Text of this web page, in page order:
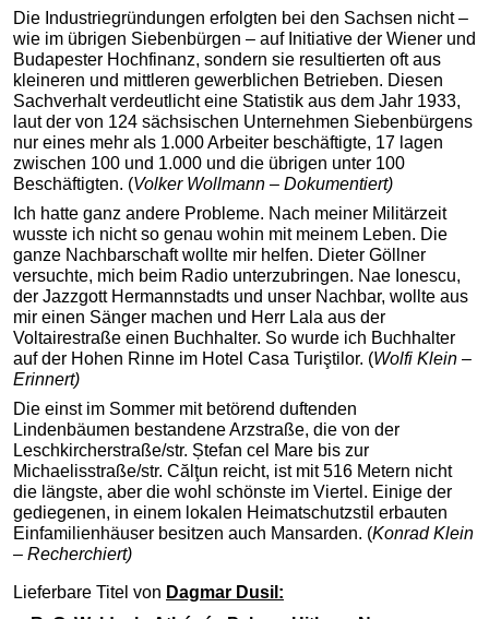
Die Industriegründungen erfolgten bei den Sachsen nicht –
wie im übrigen Siebenbürgen – auf Initiative der Wiener und
Budapester Hochfinanz, sondern sie resultierten oft aus
kleineren und mittleren gewerblichen Betrieben. Diesen
Sachverhalt verdeutlicht eine Statistik aus dem Jahr 1933,
laut der von 124 sächsischen Unternehmen Siebenbürgens
nur eines mehr als 1.000 Arbeiter beschäftigte, 17 lagen
zwischen 100 und 1.000 und die übrigen unter 100
Beschäftigten. (Volker Wollmann – Dokumentiert)
Ich hatte ganz andere Probleme. Nach meiner Militärzeit
wusste ich nicht so genau wohin mit meinem Leben. Die
ganze Nachbarschaft wollte mir helfen. Dieter Göllner
versuchte, mich beim Radio unterzubringen. Nae Ionescu,
der Jazzgott Hermannstadts und unser Nachbar, wollte aus
mir einen Sänger machen und Herr Lala aus der
Voltairestraße einen Buchhalter. So wurde ich Buchhalter
auf der Hohen Rinne im Hotel Casa Turiştilor. (Wolfi Klein –
Erinnert)
Die einst im Sommer mit betörend duftenden
Lindenbäumen bestandene Arzstraße, die von der
Leschkircherstraße/str. Ștefan cel Mare bis zur
Michaelisstraße/str. Călţun reicht, ist mit 516 Metern nicht
die längste, aber die wohl schönste im Viertel. Einige der
gediegenen, in einem lokalen Heimatschutzstil erbauten
Einfamilienhäuser besitzen auch Mansarden. (Konrad Klein
– Recherchiert)
Lieferbare Titel von Dagmar Dusil: